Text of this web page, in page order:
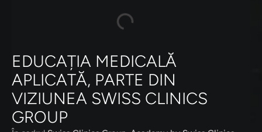
EDUCAȚIA MEDICALĂ
APLICATĂ, PARTE DIN
VIZIUNEA SWISS CLINICS
GROUP